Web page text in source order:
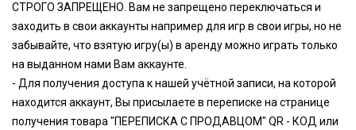
СТРОГО ЗАПРЕЩЕНО. Вам не запрещено переключаться и
заходить в свои аккаунты например для игр в свои игры, но не
забывайте, что взятую игру(ы) в аренду можно играть только
на выданном нами Вам аккаунте.
- Для получения доступа к нашей учётной записи, на которой
находится аккаунт, Вы присылаете в переписке на странице
получения товара "ПЕРЕПИСКА С ПРОДАВЦОМ" QR - КОД или